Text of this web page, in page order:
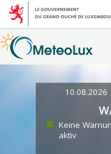
10.08.2026
Keine
aktiv